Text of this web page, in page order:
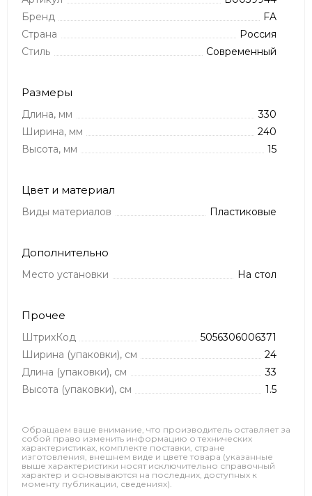
Бренд
FA
Страна
Россия
Стиль
Современный
Размеры
Длина, мм
330
Ширина, мм
240
Высота, мм
15
Цвет и материал
Виды материалов Пластиковые
Дополнительно
Место установки На стол
Прочее
ШтрихКод
5056306006371
Ширина (упаковки), см
24
Длина (упаковки), см
33
Высота (упаковки), см
1.5
Обращаем ваше внимание, что производитель оставляет за
собой право изменить информацию о технических
характеристиках, комплекте поставки, стране
изготовления, внешнем виде и цвете товара (указанные
выше характеристики носят исключительно справочный
характер и основываются на последних, доступных к
моменту публикации, сведениях).